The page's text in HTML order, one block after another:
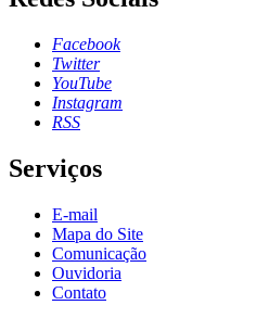
Facebook
Twitter
YouTube
Instagram
RSS
Serviços
E-mail
Mapa do Site
Comunicação
Ouvidoria
Contato